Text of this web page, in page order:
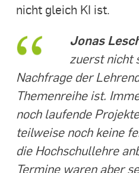
nicht gleich KI ist.
Jonas
zuerst nicht
Nachfrage der
Themenreihe ist.
noch laufende
teilweise noch keine
die Hochschullehre
Termine waren aber